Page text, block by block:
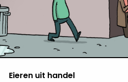
Eieren uit handel